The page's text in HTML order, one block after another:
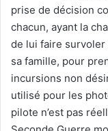
prise de décision
chacun, ayant la
de lui faire survoler
sa famille, pour
incursions non
utilisé pour les
pilote n’est pas